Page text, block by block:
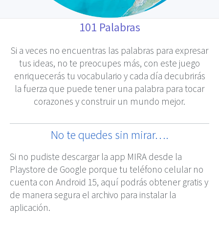
101 Palabras
Si a veces no encuentras las palabras para expresar
tus ideas, no te preocupes más, con este juego
enriquecerás tu vocabulario y cada día decubrirás
la fuerza que puede tener una palabra para tocar
corazones y construir un mundo mejor.
No te quedes sin mirar….
Si no pudiste descargar la app MIRA desde la
Playstore de Google porque tu teléfono celular no
cuenta con Android 15, aquí podrás obtener gratis y
de manera segura el archivo para instalar la
aplicación.